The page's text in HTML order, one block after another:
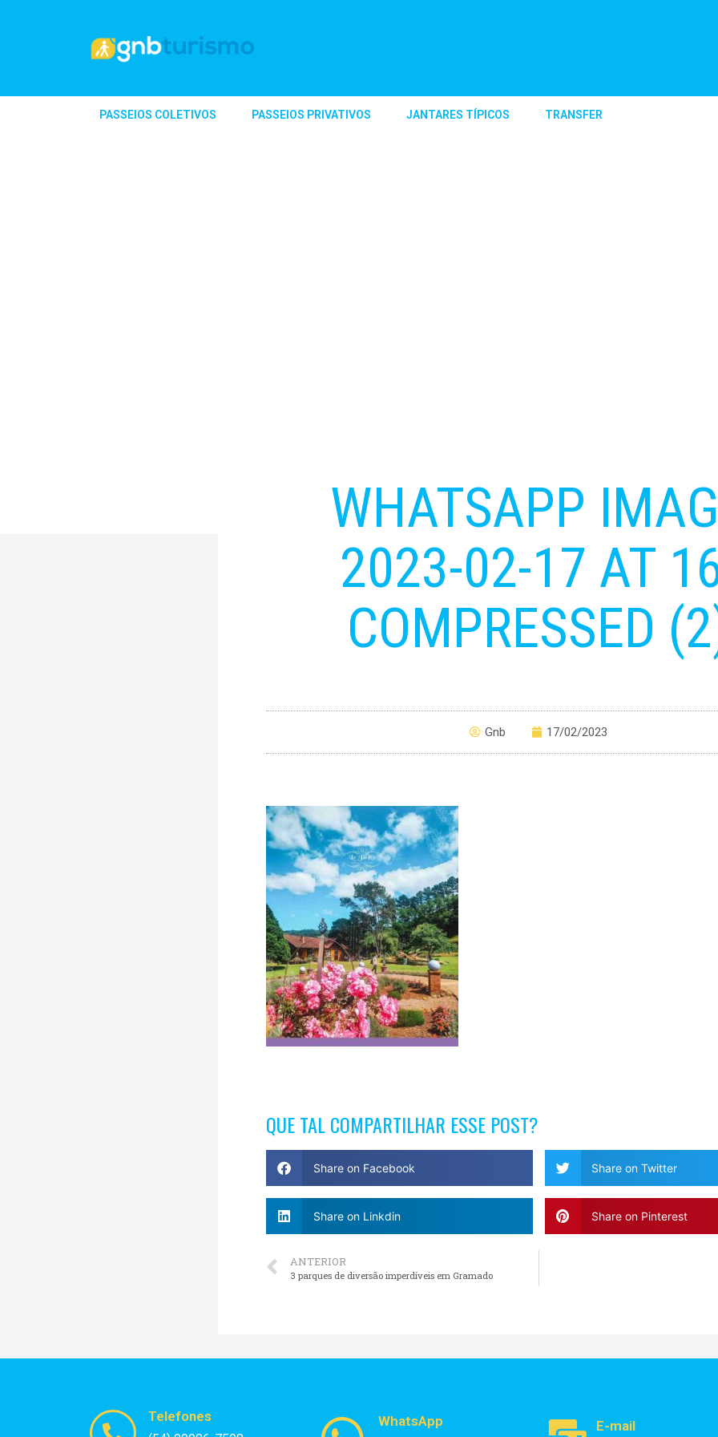
PASSEIOS COLETIVOS PASSEIOS PRIVATIVOS JANTARES TÍPICOS TRANSFER
WHATSAPP
2023-02-17 AT
COMPRESSED
Gnb 17/02/2023
QUE TAL COMPARTILHAR ESSE POST?
Share on Facebook Share on Twitter
Share on Linkdin Share on Pinterest
ANTERIOR
3 parques de diversão imperdíveis em Gramado
Telefones WhatsApp E-mail